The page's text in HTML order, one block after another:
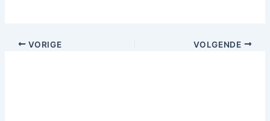
VORIGE VOLGENDE